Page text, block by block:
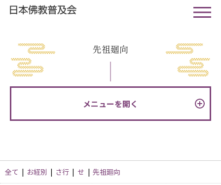
先祖廻向
メニューを開く
全て | お経別 | さ行 | せ | 先祖廻向